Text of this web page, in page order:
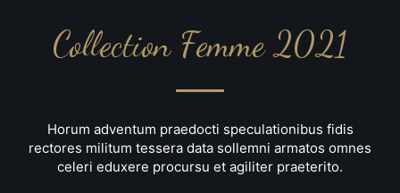
Collection Femme 2021
Horum adventum praedocti speculationibus fidis
rectores militum tessera data sollemni armatos omnes
celeri eduxere procursu et agiliter praeterito.